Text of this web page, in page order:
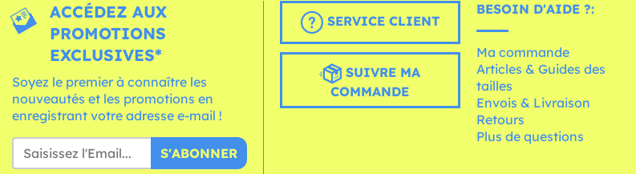
ACCÉDEZ AUX
PROMOTIONS
EXCLUSIVES*
Soyez le premier à connaître les
nouveautés et les promotions en
enregistrant votre adresse e-mail !
S'ABONNER
SERVICE CLIENT
SUIVRE MA
COMMANDE
BESOIN D'AIDE ?:
Ma commande
Articles & Guides des
tailles
Envois & Livraison
Retours
Plus de questions